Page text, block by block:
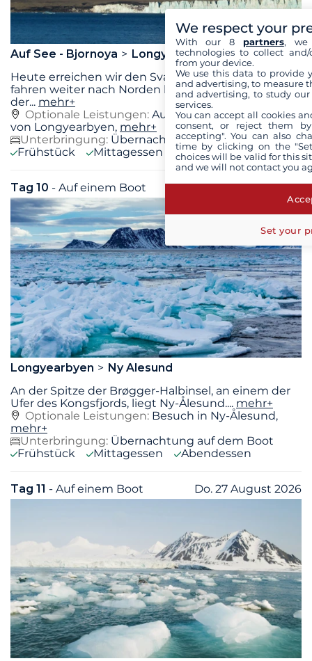
Auf See - Bjornoya
Longyearbyen
Heute erreichen wir den Svalbard-Archipel und
fahren weiter nach Norden bis nach Spitzbergen,
der... mehr+
Optionale Leistungen: Ausflüge zur Erkundung
von Longyearbyen, mehr+
Unterbringung: Übernachtung auf dem Boot
Frühstück
Mittagessen Abendessen
Tag 10 - Auf einem Boot Mi. 26 August 2026
Longyearbyen
Ny Alesund
An der Spitze der Brøgger-Halbinsel, an einem der
Ufer des Kongsfjords, liegt Ny-Ålesund.... mehr+
Optionale Leistungen: Besuch in Ny-Ålesund,
mehr+
Unterbringung: Übernachtung auf dem Boot
Frühstück
Mittagessen Abendessen
Tag 11 - Auf einem Boot Do. 27 August 2026
We respect your
With our 8 partners, we
technologies to collect
from your device.
We use this data to provide
and advertising, to measure
and advertising, to study
services.
You can accept all cookies
consent, or reject them
accepting". You can also
time by clicking on the
choices will be valid for this
and we will not contact you
Set your